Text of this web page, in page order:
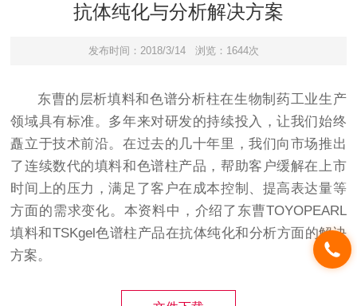
抗体纯化与分析解决方案
发布时间：2018/3/14 浏览：1644次
东曹的层析填料和色谱分析柱在生物制药工业生产
领域具有标准。多年来对研发的持续投入，让我们始终
矗立于技术前沿。在过去的几十年里，我们向市场推出
了连续数代的填料和色谱柱产品，帮助客户缓解在上市
时间上的压力，满足了客户在成本控制、提高表达量等
方面的需求变化。本资料中，介绍了东曹TOYOPEARL
填料和TSKgel色谱柱产品在抗体纯化和分析方面的解决
方案。